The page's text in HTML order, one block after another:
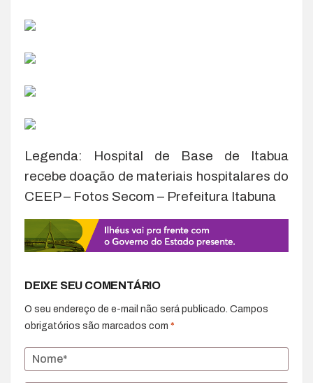
Legenda: Hospital de Base de Itabua
recebe doação de materiais hospitalares do
CEEP – Fotos Secom – Prefeitura Itabuna
DEIXE SEU COMENTÁRIO
O seu endereço de e-mail não será publicado. Campos
obrigatórios são marcados com *